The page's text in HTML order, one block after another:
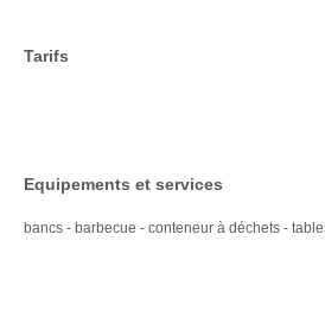
Tarifs
Equipements et services
bancs - barbecue - conteneur à déchets -